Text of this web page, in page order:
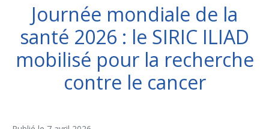
Journée mondiale de la
santé 2026 : le SIRIC ILIAD
mobilisé pour la recherche
contre le cancer